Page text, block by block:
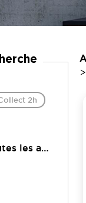
2h
Rechercher dans toutes les agences